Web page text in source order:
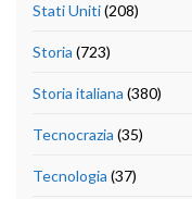
Stati Uniti(208)
Storia (723)
Storia italiana (380)
Tecnocrazia (35)
Tecnologia (37)